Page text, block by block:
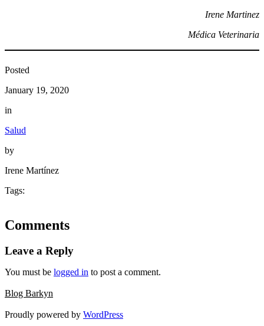
Irene Martinez
Médica Veterinaria
Posted
January 19, 2020
in
Salud
by
Irene Martínez
Tags:
Comments
Leave a Reply
You must be logged in to post a comment.
Blog Barkyn
Proudly powered by WordPress